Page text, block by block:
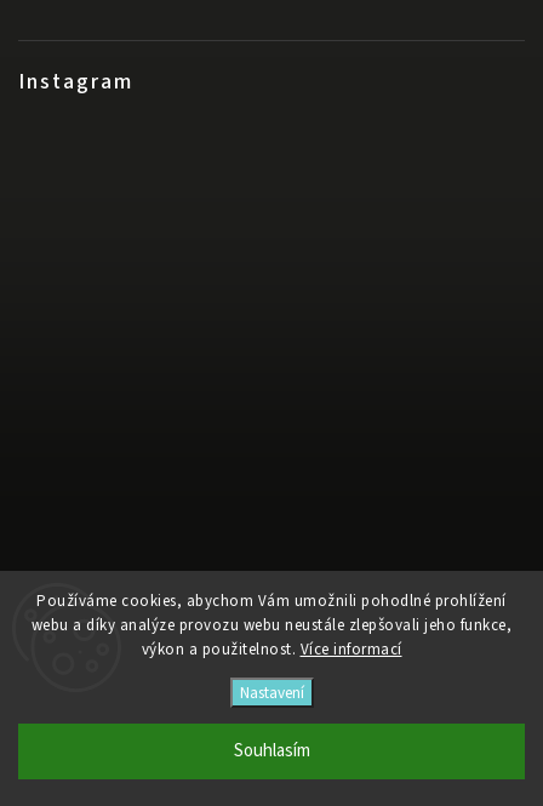
Používáme cookies, abychom Vám umožnili pohodlné prohlížení
webu a díky analýze provozu webu neustále zlepšovali jeho funkce,
výkon a použitelnost. Více informací
Nastavení
Souhlasím
Instagram
Sledovat na Instagramu
faifstore. Všechna práva vyhrazena.